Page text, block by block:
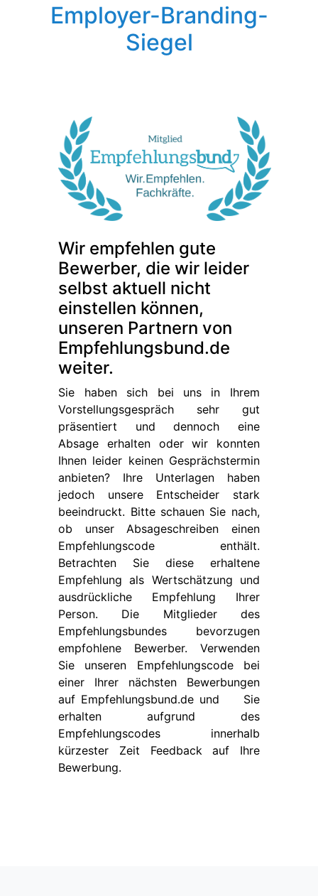
Employer-Branding-
Siegel
Wir empfehlen gute
Bewerber, die wir leider
selbst aktuell nicht
einstellen können,
unseren Partnern von
Empfehlungsbund.de
weiter.
Sie haben sich bei uns in Ihrem
Vorstellungsgespräch sehr gut
präsentiert und dennoch eine
Absage erhalten oder wir konnten
Ihnen leider keinen Gesprächstermin
anbieten? Ihre Unterlagen haben
jedoch unsere Entscheider stark
beeindruckt. Bitte schauen Sie nach,
ob unser Absageschreiben einen
Empfehlungscode enthält.
Betrachten Sie diese erhaltene
Empfehlung als Wertschätzung und
ausdrückliche Empfehlung Ihrer
Person. Die Mitglieder des
Empfehlungsbundes bevorzugen
empfohlene Bewerber. Verwenden
Sie unseren Empfehlungscode bei
einer Ihrer nächsten Bewerbungen
auf Empfehlungsbund.de und Sie
erhalten aufgrund des
Empfehlungscodes innerhalb
kürzester Zeit Feedback auf Ihre
Bewerbung.